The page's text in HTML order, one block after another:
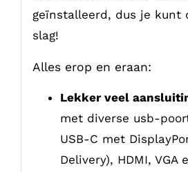
geïnstalleerd, dus je kunt
slag!
Alles erop en eraan:
Lekker veel
met diverse usb-
USB-C met
Delivery), HDMI, VGA